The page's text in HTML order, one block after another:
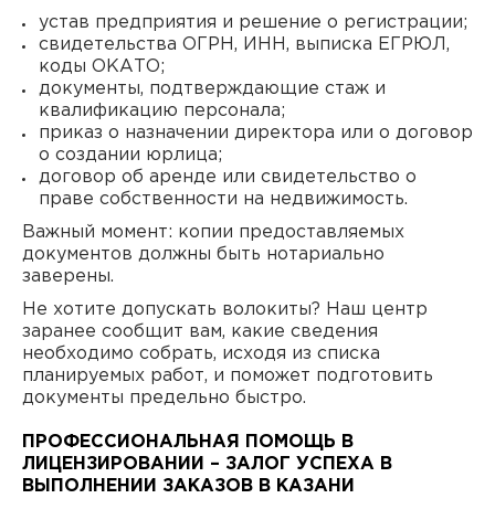
устав предприятия и решение о регистрации;
свидетельства ОГРН, ИНН, выписка ЕГРЮЛ,
коды ОКАТО;
документы, подтверждающие стаж и
квалификацию персонала;
приказ о назначении директора или о договор
о создании юрлица;
договор об аренде или свидетельство о
праве собственности на недвижимость.
Важный момент: копии предоставляемых
документов должны быть нотариально
заверены.
Не хотите допускать волокиты? Наш центр
заранее сообщит вам, какие сведения
необходимо собрать, исходя из списка
планируемых работ, и поможет подготовить
документы предельно быстро.
ПРОФЕССИОНАЛЬНАЯ ПОМОЩЬ В
ЛИЦЕНЗИРОВАНИИ – ЗАЛОГ УСПЕХА В
ВЫПОЛНЕНИИ ЗАКАЗОВ В КАЗАНИ